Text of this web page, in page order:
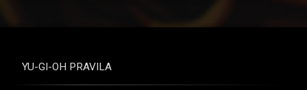
YU-GI-OH PRAVILA